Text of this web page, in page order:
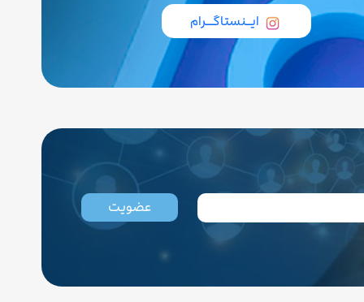
ایــنستاگـــرام
عضویت